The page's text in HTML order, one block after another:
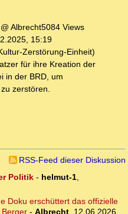
Albrecht5084 Views
15:19
Zerstörung-Einheit)
für ihre Kreation der
in der BRD, um
zerstören.
RSS-Feed dieser Diskussion
Politik- helmut-1,
Doku erschüttert das offizielle
Berger - Albrecht 12.06.2026,